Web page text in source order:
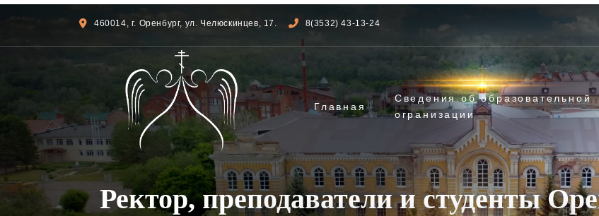
460014, г. Оренбург, ул. Челюскинцев, 17. 8(3532) 43-13-24
Главная
Сведения об образовательной
огранизации
Ректор, преподаватели и студенты